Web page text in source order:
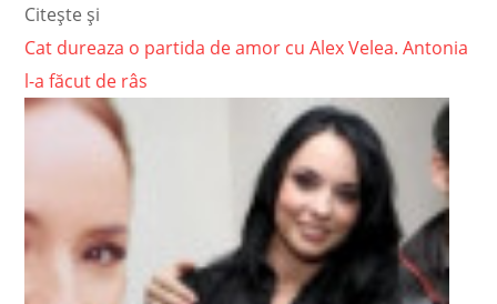
Citește și
Cat dureaza o partida de amor cu Alex Velea. Antonia
l-a făcut de râs